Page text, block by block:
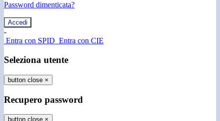
Password dimenticata?
-
Entra con SPID Entra con CIE
Seleziona utente
button close ×
Recupero password
button close ×